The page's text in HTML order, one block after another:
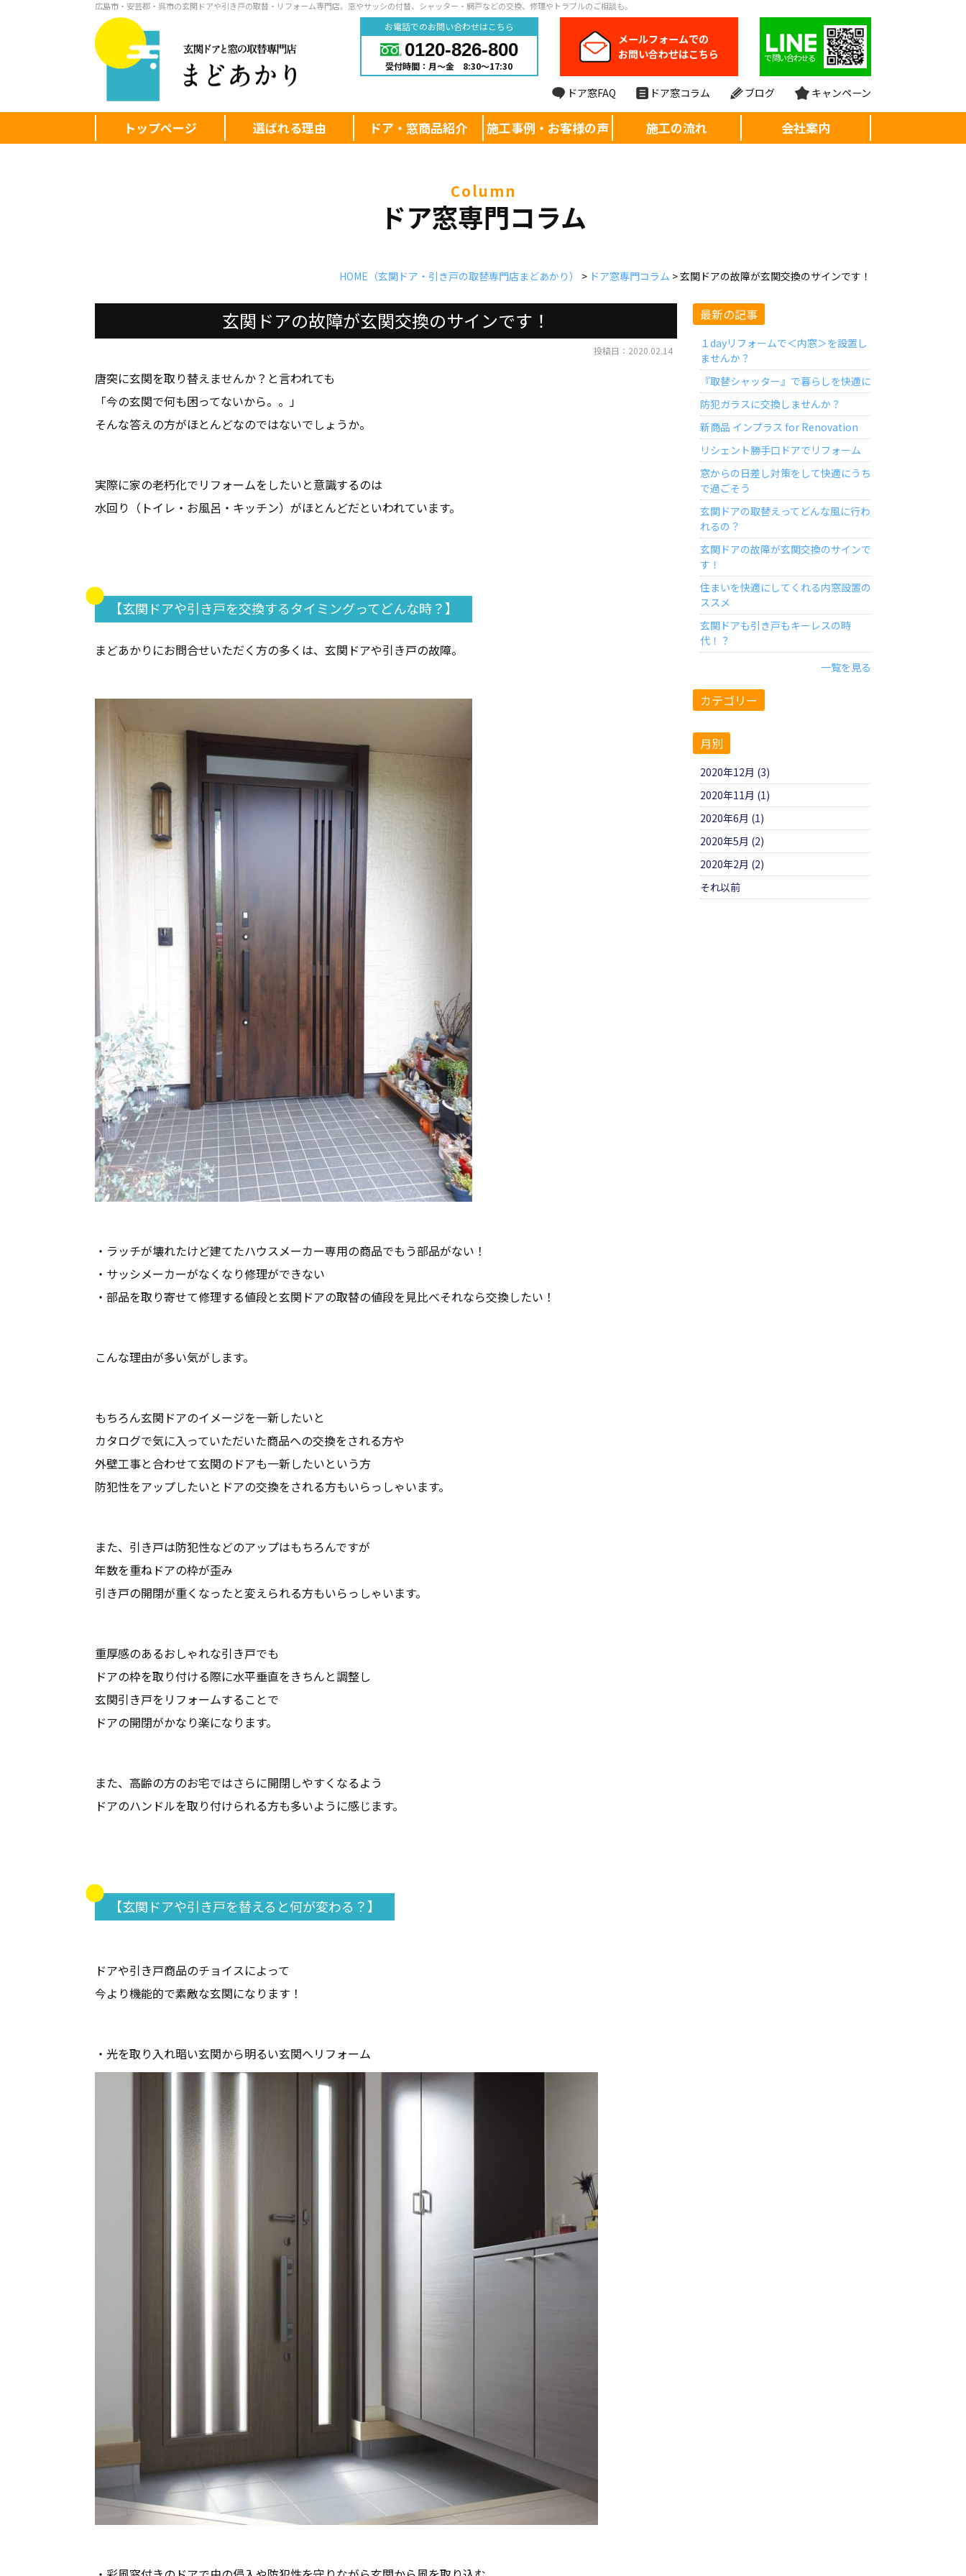
広島市・安芸郡・呉市の玄関ドアや引き戸の取替・リフォーム専門店。窓やサッシの付替、シャッター・網戸などの交換、修理やトラブルのご相談も。
お電話でのお問い合わせはこちら
0120-826-800
受付時間：月～金 8:30～17:30
メールフォームでの
お問い合わせはこちら
で問い合わせる
ドア窓FAQ ドア窓コラム ブログ キャンペーン
トップページ 選ばれる理由 ドア・窓商品紹介 施工事例・お客様の声 施工の流れ 会社案内
column
ドア窓専門コラム
HOME （玄関ドア・引き戸の取替専門店まどあかり） > ドア窓専門コラム >玄関ドアの故障が玄関交換のサインです！
玄関ドアの故障が玄関交換のサインです！
投稿日：2020.02.14
唐突に玄関を取り替えませんか？と言われても
「今の玄関で何も困ってないから。。」
そんな答えの方がほとんどなのではないでしょうか。
実際に家の老朽化でリフォームをしたいと意識するのは
水回り（トイレ・お風呂・キッチン）がほとんどだといわれています。
【玄関ドアや引き戸を交換するタイミングってどんな時？】
まどあかりにお問合せいただく方の多くは、玄関ドアや引き戸の故障。
・ラッチが壊れたけど建てたハウスメーカー専用の商品でもう部品がない！
・サッシメーカーがなくなり修理ができない
・部品を取り寄せて修理する値段と玄関ドアの取替の値段を見比べそれなら交換したい！
こんな理由が多い気がします。
もちろん玄関ドアのイメージを一新したいと
カタログで気に入っていただいた商品への交換をされる方や
外壁工事と合わせて玄関のドアも一新したいという方
防犯性をアップしたいとドアの交換をされる方もいらっしゃいます。
また、引き戸は防犯性などのアップはもちろんですが
年数を重ねドアの枠が歪み
引き戸の開閉が重くなったと変えられる方もいらっしゃいます。
重厚感のあるおしゃれな引き戸でも
ドアの枠を取り付ける際に水平垂直をきちんと調整し
玄関引き戸をリフォームすることで
ドアの開閉がかなり楽になります。
また、高齢の方のお宅ではさらに開閉しやすくなるよう
ドアのハンドルを取り付けられる方も多いように感じます。
【玄関ドアや引き戸を替えると何が変わる？】
ドアや引き戸商品のチョイスによって
今より機能的で素敵な玄関になります！
・光を取り入れ暗い玄関から明るい玄関へリフォーム
最新の記事
１dayリフォームで＜内窓＞を設置し
ませんか？
『取替シャッター』で暮らしを快適に
防犯ガラスに交換しませんか？
新商品 インプラス for Renovation
リシェント勝手口ドアでリフォーム
窓からの日差し対策をして快適にうち
で過ごそう
玄関ドアの取替えってどんな風に行わ
れるの？
玄関ドアの故障が玄関交換のサインで
す！
住まいを快適にしてくれる内窓設置の
ススメ
玄関ドアも引き戸もキーレスの時
代！？
一覧を見る
カテゴリー
月別
2020年12月 (3)
2020年11月 (1)
2020年6月 (1)
2020年5月 (2)
2020年2月 (2)
それ以前